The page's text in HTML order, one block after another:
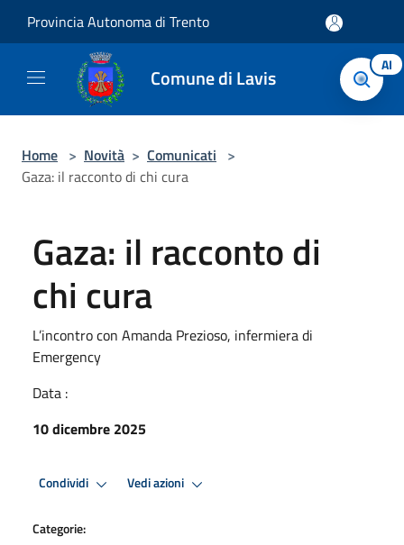
Provincia Autonoma di Trento
Comune di Lavis AI
Home > Novità > Comunicati >
Gaza: il racconto di chi cura
Gaza: il racconto di
chi cura
L’incontro con Amanda Prezioso, infermiera di
Emergency
Data :
10 dicembre 2025
Condividi Vedi azioni
Categorie: